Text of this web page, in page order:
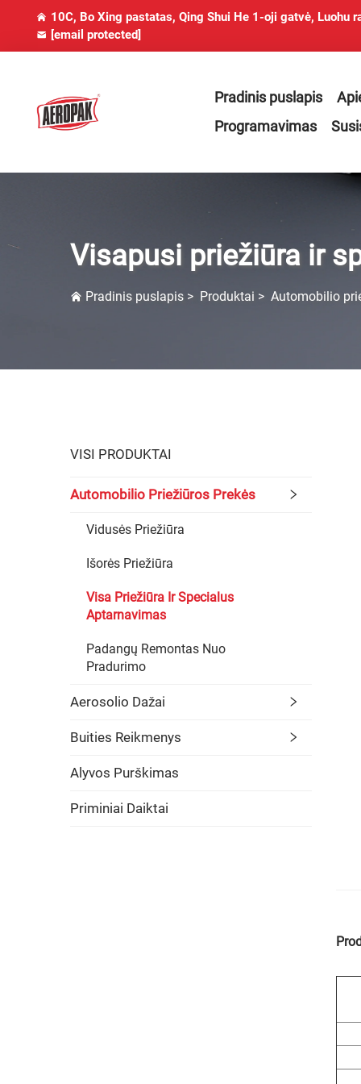
10C, Bo Xing pastatas, Qing Shui He 1-oji gatvė, Luohu
[email protected]
Pradinis puslapis
Programavimas
Visapusi priežiūra ir
Pradinis puslapis > Produktai > Automobilio
VISI PRODUKTAI
Automobilio Priežiūros Prekės
Vidusės Priežiūra
Išorės Priežiūra
Visa Priežiūra Ir Specialus
Aptarnavimas
Padangų Remontas Nuo
Pradurimo
Aerosolio Dažai
Buities Reikmenys
Alyvos Purškimas
Priminiai Daiktai